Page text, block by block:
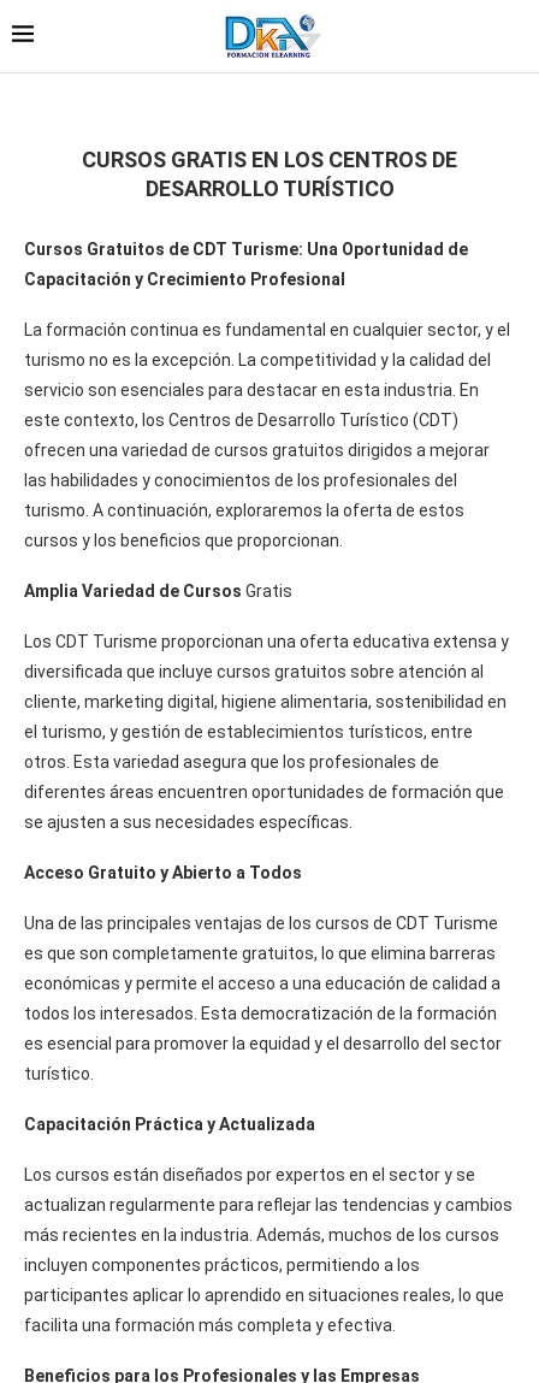
CURSOS GRATIS EN LOS CENTROS DE
DESARROLLO TURÍSTICO
Cursos Gratuitos de CDT Turisme: Una Oportunidad de
Capacitación y Crecimiento Profesional
La formación continua es fundamental en cualquier sector, y el
turismo no es la excepción. La competitividad y la calidad del
servicio son esenciales para destacar en esta industria. En
este contexto, los Centros de Desarrollo Turístico (CDT)
ofrecen una variedad de cursos gratuitos dirigidos a mejorar
las habilidades y conocimientos de los profesionales del
turismo. A continuación, exploraremos la oferta de estos
cursos y los beneficios que proporcionan.
Amplia Variedad de Cursos Gratis
Los CDT Turisme proporcionan una oferta educativa extensa y
diversificada que incluye cursos gratuitos sobre atención al
cliente, marketing digital, higiene alimentaria, sostenibilidad en
el turismo, y gestión de establecimientos turísticos, entre
otros. Esta variedad asegura que los profesionales de
diferentes áreas encuentren oportunidades de formación que
se ajusten a sus necesidades específicas.
Acceso Gratuito y Abierto a Todos
Una de las principales ventajas de los cursos de CDT Turisme
es que son completamente gratuitos, lo que elimina barreras
económicas y permite el acceso a una educación de calidad a
todos los interesados. Esta democratización de la formación
es esencial para promover la equidad y el desarrollo del sector
turístico.
Capacitación Práctica y Actualizada
Los cursos están diseñados por expertos en el sector y se
actualizan regularmente para reflejar las tendencias y cambios
más recientes en la industria. Además, muchos de los cursos
incluyen componentes prácticos, permitiendo a los
participantes aplicar lo aprendido en situaciones reales, lo que
facilita una formación más completa y efectiva.
Beneficios para los Profesionales y las Empresas